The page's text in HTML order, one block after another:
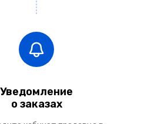
Уведомление
о заказах